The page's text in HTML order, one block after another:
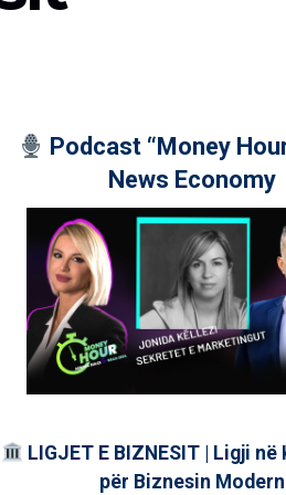
Podcast “Money
News Economy
LIGJET E BIZNESIT | Ligji në
për Biznesin Modern